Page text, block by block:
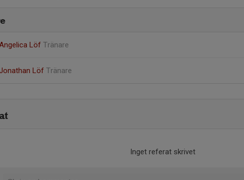
Löf Tränare
Löf Tränare
Inget referat skrivet